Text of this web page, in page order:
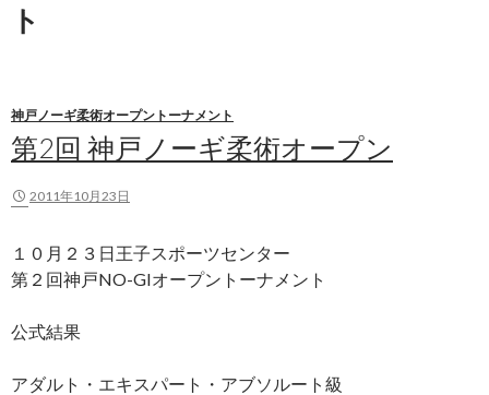
ト
神戸ノーギ柔術オープントーナメント
第2回 神戸ノーギ柔術オープン
2011年10月23日
１０月２３日王子スポーツセンター
第２回神戸NO-GIオープントーナメント
公式結果
アダルト・エキスパート・アブソルート級